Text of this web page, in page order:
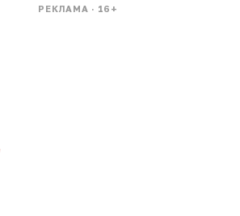
РЕКЛАМА · 16+